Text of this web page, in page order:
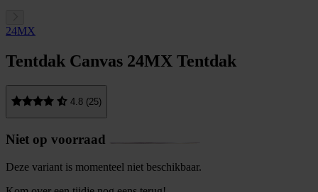
24MX
Tentdak Canvas 24MX Tentdak
4.8 (25)
Niet op voorraad
Deze variant is momenteel niet beschikbaar.